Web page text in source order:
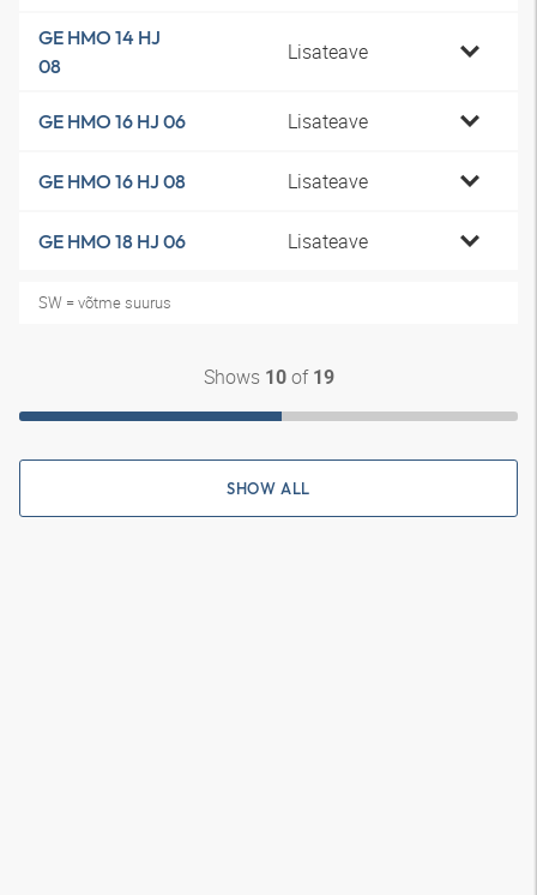
GE HMO 14 HJ
08
Lisateave
GE HMO 16 HJ 06 Lisateave
GE HMO 16 HJ 08 Lisateave
GE HMO 18 HJ 06 Lisateave
SW = võtme suurus
Shows 10of 19
SHOW ALL